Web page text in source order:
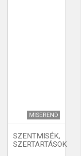
MISEREND
SZENTMISÉK,
SZERTARTÁSOK